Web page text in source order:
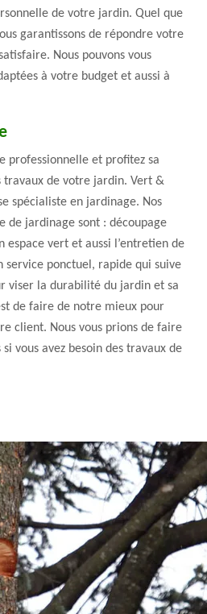
de votre jardin. Quel que
garantissons de répondre votre
Nous pouvons vous
à votre budget et aussi à
professionnelle et profitez sa
travaux de votre jardin. Vert &
spécialiste en jardinage. Nos
de jardinage sont : découpage
espace vert et aussi l’entretien de
service ponctuel, rapide qui suive
viser la durabilité du jardin et sa
de faire de notre mieux pour
client. Nous vous prions de faire
vous avez besoin des travaux de